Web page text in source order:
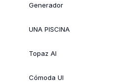
Generador
UNA PISCINA
Topaz AI
Cómoda UI